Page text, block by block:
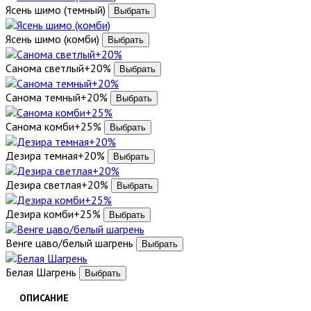
Ясень шимо (темный)
Ясень шимо (комби)
Санома светлый+20%
Санома темный+20%
Санома комби+25%
Дезира темная+20%
Дезира светлая+20%
Дезира комби+25%
Венге цаво/белый шагрень
Белая Шагрень
ОПИСАНИЕ